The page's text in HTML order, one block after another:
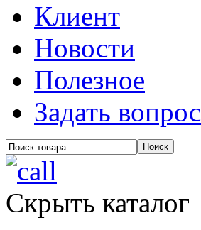
Клиент
Новости
Полезное
Задать вопрос
Скрыть каталог